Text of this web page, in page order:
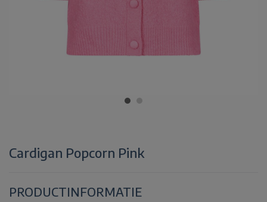
Cardigan Popcorn Pink
PRODUCTINFORMATIE